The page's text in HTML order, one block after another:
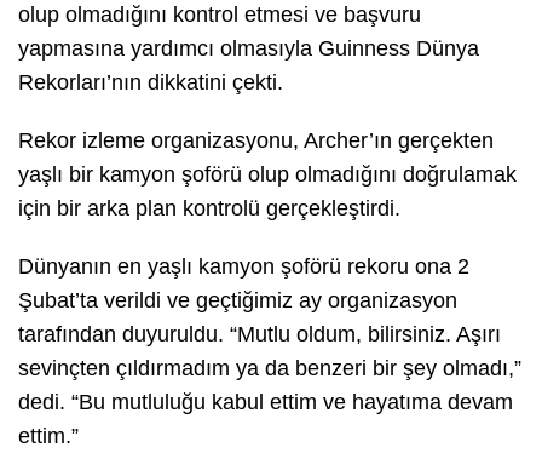
olup olmadığını kontrol etmesi ve başvuru
yapmasına yardımcı olmasıyla Guinness Dünya
Rekorları’nın dikkatini çekti.
Rekor izleme organizasyonu, Archer’ın gerçekten
yaşlı bir kamyon şoförü olup olmadığını doğrulamak
için bir arka plan kontrolü gerçekleştirdi.
Dünyanın en yaşlı kamyon şoförü rekoru ona 2
Şubat’ta verildi ve geçtiğimiz ay organizasyon
tarafından duyuruldu. “Mutlu oldum, bilirsiniz. Aşırı
sevinçten çıldırmadım ya da benzeri bir şey olmadı,”
dedi. “Bu mutluluğu kabul ettim ve hayatıma devam
ettim.”